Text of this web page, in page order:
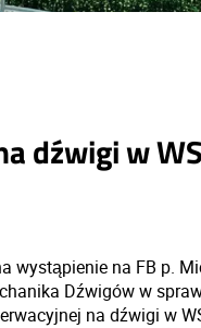
dźwigi w
wystąpienie na FB p.
Dźwigów w
na dźwigi w